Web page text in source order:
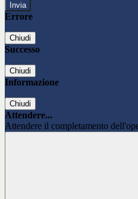
Errore
Chiudi
Successo
Chiudi
Informazione
Chiudi
Attendere...
Attendere il completamento